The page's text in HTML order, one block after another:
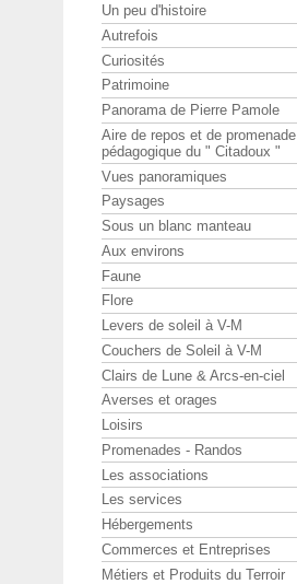
Un peu d'histoire
Autrefois
Curiosités
Patrimoine
Panorama de Pierre Pamole
Aire de repos et de promenade
pédagogique du " Citadoux "
Vues panoramiques
Paysages
Sous un blanc manteau
Aux environs
Faune
Flore
Levers de soleil à V-M
Couchers de Soleil à V-M
Clairs de Lune & Arcs-en-ciel
Averses et orages
Loisirs
Promenades - Randos
Les associations
Les services
Hébergements
Commerces et Entreprises
Métiers et Produits du Terroir